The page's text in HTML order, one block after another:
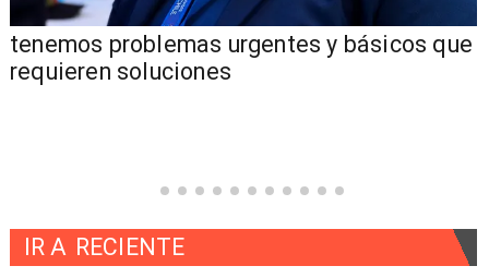
tenemos problemas urgentes y básicos que
requieren soluciones
IR A RECIENTE